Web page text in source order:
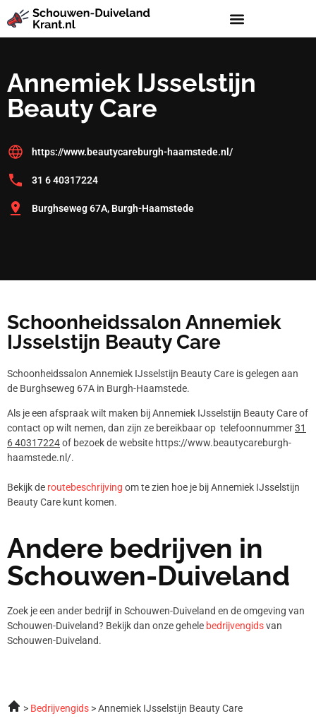
Annemiek IJsselstijn
Beauty Care
https://www.beautycareburgh-haamstede.nl/
31 6 40317224
Burghseweg 67A, Burgh-Haamstede
Schoonheidssalon Annemiek
IJsselstijn Beauty Care
Schoonheidssalon Annemiek IJsselstijn Beauty Care is gelegen aan
de Burghseweg 67A in Burgh-Haamstede.
Als je een afspraak wilt maken bij Annemiek IJsselstijn Beauty Care of
contact op wilt nemen, dan zijn ze bereikbaar op telefoonnummer31
6 40317224of bezoek de website https://www.beautycareburgh-
haamstede.nl/.
Bekijk de routebeschrijving om te zien hoe je bij Annemiek IJsselstijn
Beauty Care kunt komen.
Andere bedrijven in
Schouwen-Duiveland
Zoek je een ander bedrijf in Schouwen-Duiveland en de omgeving van
Schouwen-Duiveland? Bekijk dan onze gehele bedrijvengidsvan
Schouwen-Duiveland.
Bedrijvengids Annemiek IJsselstijn Beauty Care